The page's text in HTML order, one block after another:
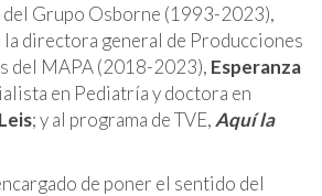
del Grupo Osborne (1993-2023),
la directora general de Producciones
del MAPA (2018-2023), Esperanza
en Pediatría y doctora en
; y al programa de TVE, Aquí la
de poner el sentido del